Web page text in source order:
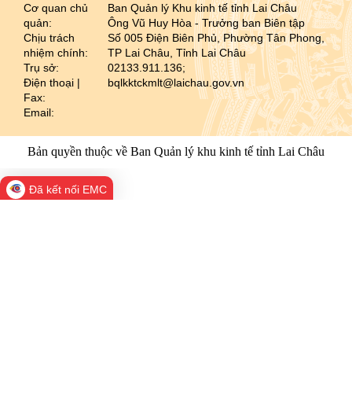
Cơ quan chủ
quản:
Chịu trách
nhiệm chính:
Trụ sở:
Điện thoại |
Fax:
Email:
Ban Quản lý Khu kinh tế tỉnh Lai Châu
Ông Vũ Huy Hòa - Trưởng ban Biên tập
Số 005 Điện Biên Phủ, Phường Tân Phong,
TP Lai Châu, Tỉnh Lai Châu
02133.911.136;
bqlkktckmlt@laichau.gov.vn
Bản quyền thuộc về Ban Quản lý khu kinh tế tỉnh Lai Châu
Đã kết nối EMC